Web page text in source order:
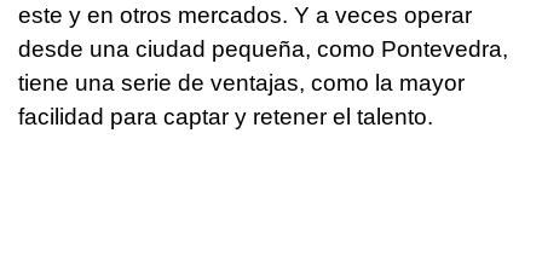
este y en otros mercados. Y a veces operar
desde una ciudad pequeña, como Pontevedra,
tiene una serie de ventajas, como la mayor
facilidad para captar y retener el talento.